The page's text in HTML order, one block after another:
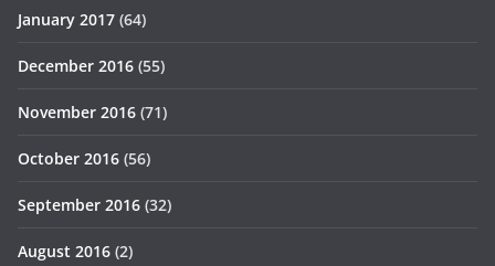
January 2017 (64)
December 2016 (55)
November 2016 (71)
October 2016 (56)
September 2016 (32)
August 2016 (2)